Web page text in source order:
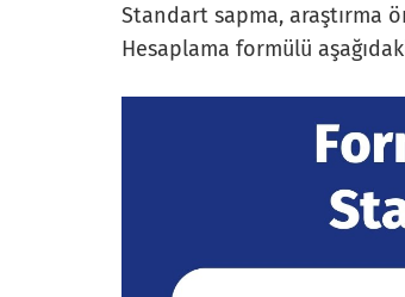
Standart sapma, araştırma
Hesaplama formülü